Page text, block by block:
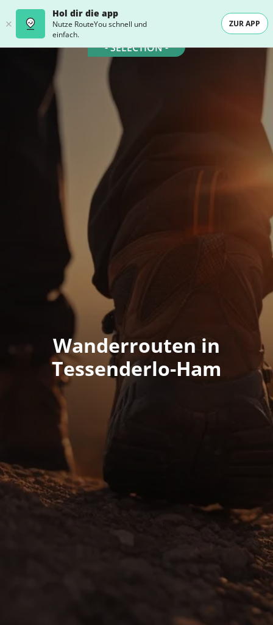
Hol dir die app
Nutze RouteYou schnell und
einfach.
ZUR APP
- SELECTION -
Wanderrouten in
Tessenderlo-Ham